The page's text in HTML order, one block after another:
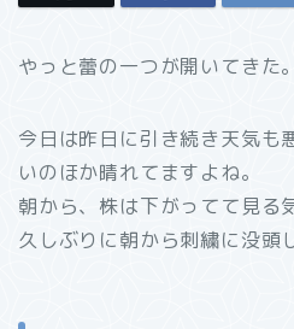
やっと蕾の一つが開いてきた。
今日は昨日に引き続き天気も
いのほか晴れてますよね。
朝から、株は下がってて見る
久しぶりに朝から刺繍に没頭